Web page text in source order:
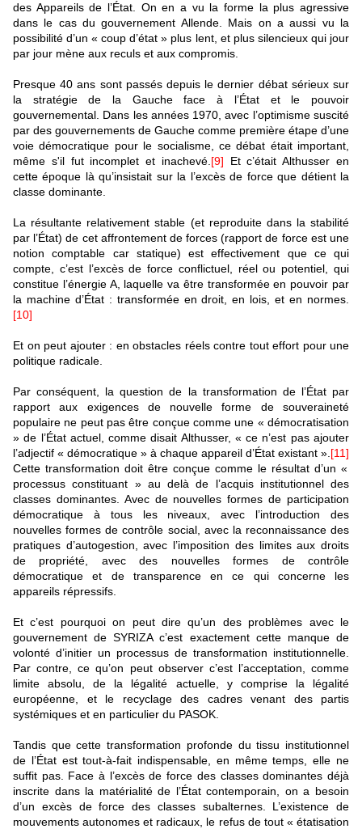
des Appareils de l’État. On en a vu la forme la plus agressive
dans le cas du gouvernement Allende. Mais on a aussi vu la
possibilité d’un « coup d’état » plus lent, et plus silencieux qui jour
par jour mène aux reculs et aux compromis.
Presque 40 ans sont passés depuis le dernier débat sérieux sur
la stratégie de la Gauche face à l’État et le pouvoir
gouvernemental. Dans les années 1970, avec l’optimisme suscité
par des gouvernements de Gauche comme première étape d’une
voie démocratique pour le socialisme, ce débat était important,
même s'il fut incomplet et inachevé. [9] Et c’était Althusser en
cette époque là qu’insistait sur la l’excès de force que détient la
classe dominante.
La résultante relativement stable (et reproduite dans la stabilité
par l’État) de cet affrontement de forces (rapport de force est une
notion comptable car statique) est effectivement que ce qui
compte, c’est l’excès de force conflictuel, réel ou potentiel, qui
constitue l’énergie A, laquelle va être transformée en pouvoir par
la machine d’État : transformée en droit, en lois, et en normes.
[10]
Et on peut ajouter : en obstacles réels contre tout effort pour une
politique radicale.
Par conséquent, la question de la transformation de l’État par
rapport aux exigences de nouvelle forme de souveraineté
populaire ne peut pas être conçue comme une « démocratisation
» de l’État actuel, comme disait Althusser, « ce n’est pas ajouter
l’adjectif « démocratique » à chaque appareil d’État existant ». [11]
Cette transformation doit être conçue comme le résultat d’un «
processus constituant » au delà de l’acquis institutionnel des
classes dominantes. Avec de nouvelles formes de participation
démocratique à tous les niveaux, avec l’introduction des
nouvelles formes de contrôle social, avec la reconnaissance des
pratiques d’autogestion, avec l’imposition des limites aux droits
de propriété, avec des nouvelles formes de contrôle
démocratique et de transparence en ce qui concerne les
appareils répressifs.
Et c’est pourquoi on peut dire qu’un des problèmes avec le
gouvernement de SYRIZA c’est exactement cette manque de
volonté d’initier un processus de transformation institutionnelle.
Par contre, ce qu’on peut observer c’est l’acceptation, comme
limite absolu, de la légalité actuelle, y comprise la légalité
européenne, et le recyclage des cadres venant des partis
systémiques et en particulier du PASOK.
Tandis que cette transformation profonde du tissu institutionnel
de l’État est tout-à-fait indispensable, en même temps, elle ne
suffit pas. Face à l’excès de force des classes dominantes déjà
inscrite dans la matérialité de l’État contemporain, on a besoin
d’un excès de force des classes subalternes. L’existence de
mouvements autonomes et radicaux, le refus de tout « étatisation